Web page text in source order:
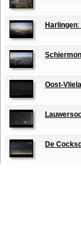
Harlingen
Oost-
De